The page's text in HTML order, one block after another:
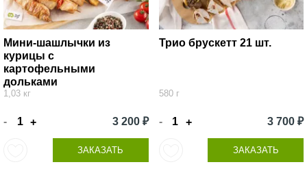
Мини-шашлычки из
курицы с
картофельными
дольками
1,03 кг
- + 3 200 ₽
ЗАКАЗАТЬ
Трио брускетт 21 шт.
580 г
- + 3 700 ₽
ЗАКАЗАТЬ